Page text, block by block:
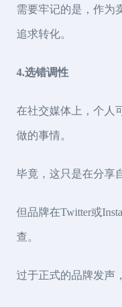
需要牢记的是，作为
追求转化。
4.选错调性
在社交媒体上，个人
做的事情。
毕竟，这只是在分享
但品牌在Twitter或
查。
过于正式的品牌发声